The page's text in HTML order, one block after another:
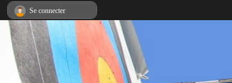
Se connecter
Panneau de gestion des cookies